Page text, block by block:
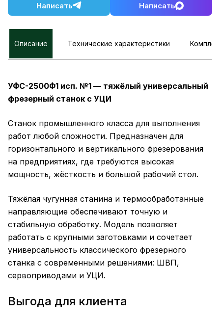
Написать Написать
Описание Технические характеристики
УФС-2500Ф1 исп. №1 — тяжёлый универсальный
фрезерный станок с УЦИ
Станок промышленного класса для выполнения
работ любой сложности. Предназначен для
горизонтального и вертикального фрезерования
на предприятиях, где требуются высокая
мощность, жёсткость и большой рабочий стол.
Тяжёлая чугунная станина и термообработанные
направляющие обеспечивают точную и
стабильную обработку. Модель позволяет
работать с крупными заготовками и сочетает
универсальность классического фрезерного
станка с современными решениями: ШВП,
сервоприводами и УЦИ.
Выгода для клиента